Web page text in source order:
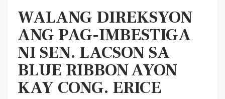
WALANG DIREKSYON
ANG PAG-IMBESTIGA
NI SEN. LACSON SA
BLUE RIBBON AYON
KAY CONG. ERICE